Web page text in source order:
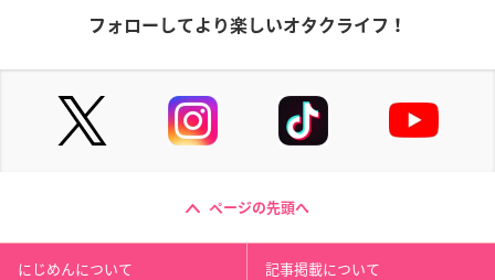
フォローしてより楽しいオタクライフ！
ページの先頭へ
にじめんについて 記事掲載について